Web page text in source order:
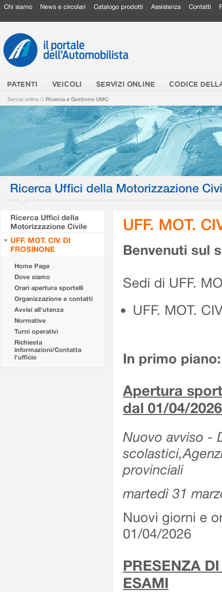
Chi siamo News e circolari Catalogo prodotti Assistenza Contatti
PATENTI VEICOLI SERVIZI ONLINE CODICE
Servizi online // Ricerca e Gestione UMC
Ricerca Uffici della Motorizzazione
Ricerca Uffici della
Motorizzazione Civile
UFF. MOT. CIV. DI
FROSINONE
Home Page
Dove siamo
Orari apertura sportelli
Organizzazione e contatti
Avvisi all'utenza
Normative
Turni operativi
Richiesta
informazioni/Contatta
l'ufficio
UFF. MOT.
Benvenuti sul
Sedi di UFF.
UFF. MOT.
In primo piano:
Apertura
dal 01/04/2026
Nuovo avviso -
provinciali
martedì 31
Nuovi giorni e
01/04/2026
PRESENZA
ESAMI